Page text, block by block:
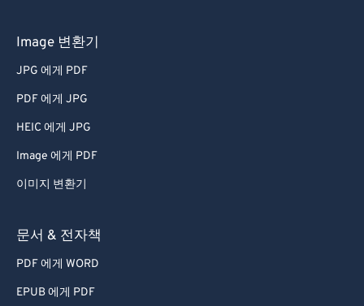
Image 변환기
JPG 에게 PDF
PDF 에게 JPG
HEIC 에게 JPG
Image 에게 PDF
이미지 변환기
문서 & 전자책
PDF 에게 WORD
EPUB 에게 PDF